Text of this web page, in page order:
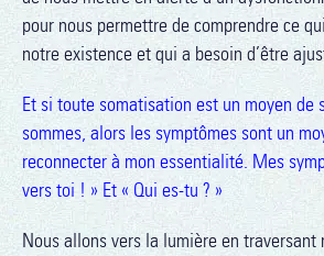
pour nous permettre de comprendre ce
notre existence et qui a besoin d’être
Et si toute somatisation est un moyen de
sommes, alors les symptômes sont un
reconnecter à mon essentialité. Mes
vers toi ! » Et « Qui es-tu ? »
Nous allons vers la lumière en traversant